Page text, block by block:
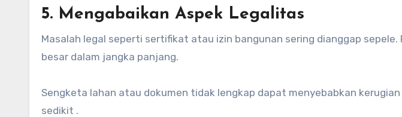
5. Mengabaikan Aspek Legalitas
Masalah legal seperti sertifikat atau izin bangunan sering dianggap sepele.
besar dalam jangka panjang.
Sengketa lahan atau dokumen tidak lengkap dapat menyebabkan
sedikit .